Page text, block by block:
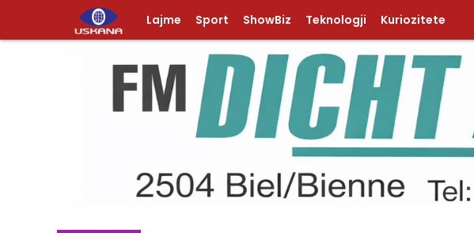
Lajme Sport ShowBiz Teknologji Kuriozitete